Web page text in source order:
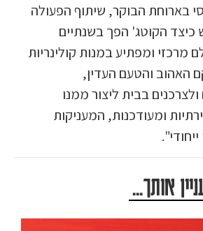
בארוחת הבוקר, שיתוף הפעולה
הקוטג' הפך בשנתיים
מרכזי ומפתיע במנות קולינריות
האהוב והטעם העדין,
בבית ליצור ממנו
ומעודכנות, המעניקות
אותך...